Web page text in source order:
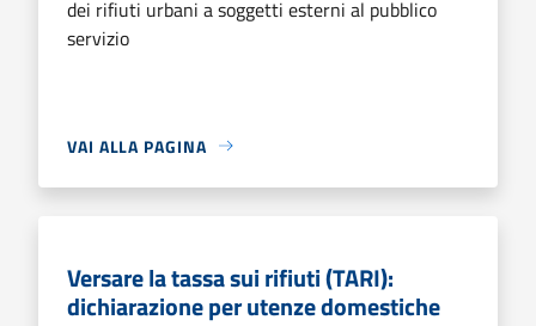
dei rifiuti urbani a soggetti esterni al pubblico
servizio
VAI ALLA PAGINA
Versare la tassa sui rifiuti (TARI):
dichiarazione per utenze domestiche